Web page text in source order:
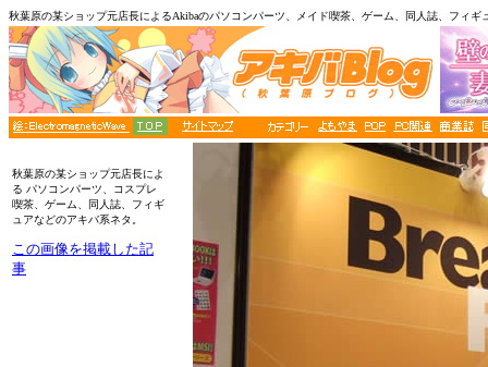
秋葉原の某ショップ元店長によるAkibaのパソコンパーツ、メイド喫茶、ゲーム、同人誌、フィ
秋葉原の某ショップ元店長によ
る パソコンパーツ、コスプレ
喫茶、ゲーム、同人誌、フィギ
ュアなどのアキバ系ネタ。
この画像を掲載した記
事